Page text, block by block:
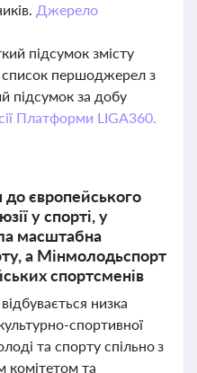
Джерело
підсумок змісту
список першоджерел з
підсумок за добу
Платформи LIGA360.
європейського
у спорті, у
масштабна
а Мінмолодьспорт
спортсменів
низка
спортивної
та спорту спільно з
комітетом та